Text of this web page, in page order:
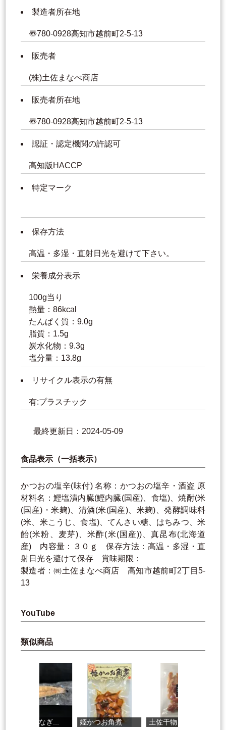
製造者所在地
〠780-0928高知市越前町2-5-13
販売者
(株)土佐まなべ商店
販売者所在地
〠780-0928高知市越前町2-5-13
認証・認定機関の許認可
高知版HACCP
特定マーク
保存方法
高温・多湿・直射日光を避けて下さい。
栄養成分表示
100g当り
熱量：86kcal
たんぱく質：9.0g
脂質：1.5g
炭水化物：9.3g
塩分量：13.8g
リサイクル表示の有無
有:プラスチック
最終更新日：2024-05-09
食品表示（一括表示）
かつおの塩辛(味付) 名称：かつおの塩辛・酒盗 原
材料名：鰹塩漬内臓(鰹内臓(国産)、食塩)、焼酎(米
(国産)・米麹)、清酒(米(国産)、米麹)、発酵調味料
(米、米こうじ、食塩)、てんさい糖、はちみつ、米
飴(米粉、麦芽)、米酢(米(国産))、真昆布(北海道
産) 内容量：３０ｇ 保存方法：高温・多湿・直
射日光を避けて保存 賞味期限：
製造者：㈱土佐まなべ商店 高知市越前町2丁目5-
13
YouTube
類似商品
四万十うなぎ... 姫かつお角煮 土佐干物 浜...